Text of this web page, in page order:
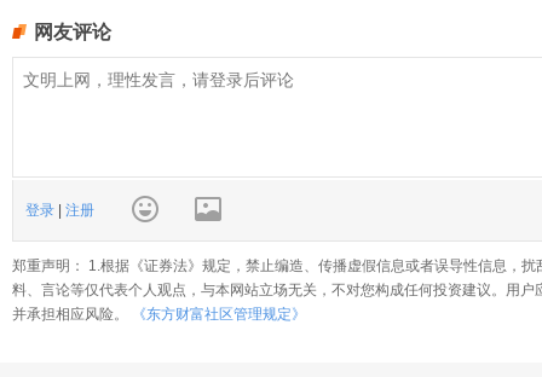
网友评论
登录 注册
郑重声明： 1.根据《证券法》规定，禁止编造、传播虚假信息或者误导性信息，
料、言论等仅代表个人观点，与本网站立场无关，不对您构成任何投资建议。用
并承担相应风险。
《东方财富社区管理规定》